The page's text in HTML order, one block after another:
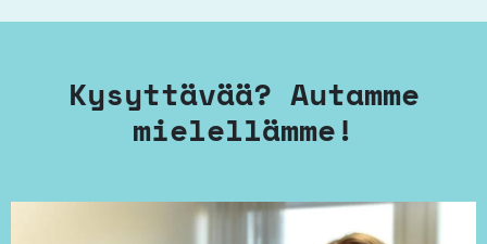
Kysyttävää? Autamme
mielellämme!